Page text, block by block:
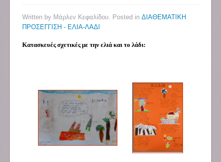
Written by Μάρλεν Κεφαλίδου. Posted in ΔΙΑΘΕΜΑΤΙΚΗ
ΠΡΟΣΕΓΓΙΣΗ - ΕΛΙΑ-ΛΑΔΙ
Κατασκευές σχετικές με την ελιά και το λάδι: